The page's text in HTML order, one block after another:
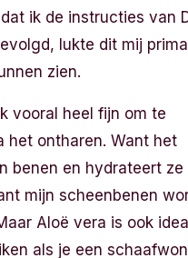
ik de instructies van
lukte dit mij prima
zien.
vooral heel fijn om te
het ontharen. Want het
benen en hydrateert ze
mijn scheenbenen
Aloë vera is ook
als je een